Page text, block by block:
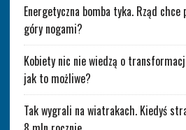
Energetyczna bomba tyka. Rząd
góry nogami?
Kobiety nic nie wiedzą o
jak to możliwe?
Tak wygrali na wiatrakach. Kiedyś